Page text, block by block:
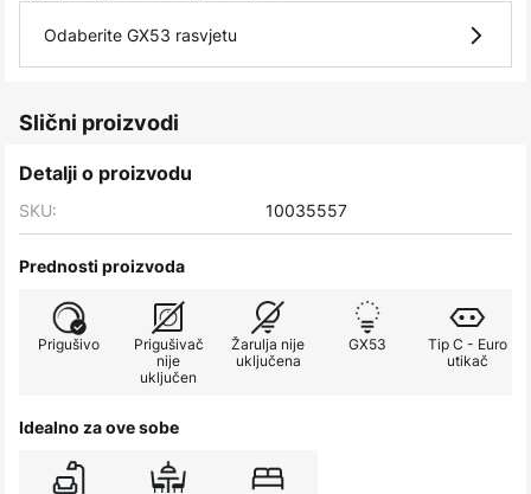
Odaberite GX53 rasvjetu
Slični proizvodi
Detalji o proizvodu
SKU: 10035557
Prednosti proizvoda
Prigušivo
Prigušivač
nije
uključen
Žarulja nije
uključena
GX53
Tip C - Euro
utikač
Idealno za ove sobe